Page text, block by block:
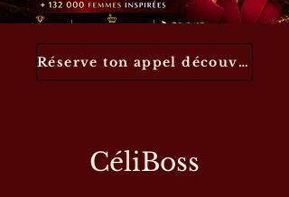
Réserve ton appel découverte
CéliBoss